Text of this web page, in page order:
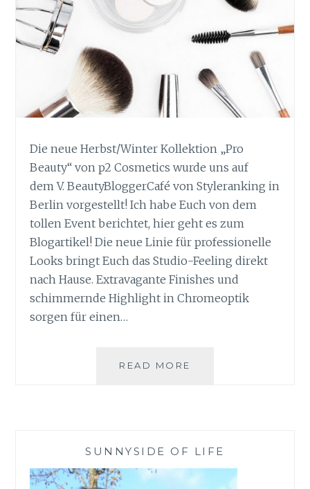
Die neue Herbst/Winter Kollektion „Pro
Beauty“ von p2 Cosmetics wurde uns auf
dem V. BeautyBloggerCafé von Styleranking in
Berlin vorgestellt! Ich habe Euch von dem
tollen Event berichtet, hier geht es zum
Blogartikel! Die neue Linie für professionelle
Looks bringt Euch das Studio-Feeling direkt
nach Hause. Extravagante Finishes und
schimmernde Highlight in Chromeoptik
sorgen für einen…
READ MORE
GEWINNSPIEL
SUNNYSIDE OF LIFE